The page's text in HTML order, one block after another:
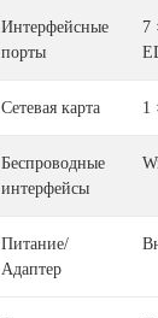
Интерфейсные
порты
7
Сетевая карта 1
Беспроводные
интерфейсы
Питание/
Адаптер